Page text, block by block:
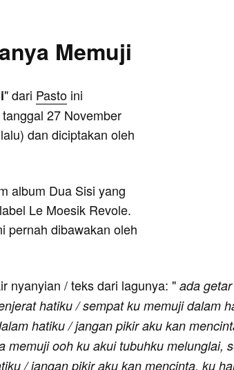
Memuji
" dari Pasto ini
27 November
dan diciptakan oleh
album Dua Sisi yang
Le Moesik Revole.
pernah dibawakan oleh
nyanyian / teks dari lagunya: " ada
hatiku / sempat ku memuji dalam
hatiku / jangan pikir aku kan
memuji ooh ku akui tubuhku melunglai,
/ jangan pikir aku kan mencinta, ku